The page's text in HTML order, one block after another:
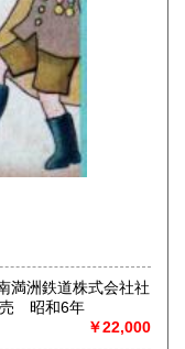
洲鉄道株式会社社
売 昭和6年
￥22,000